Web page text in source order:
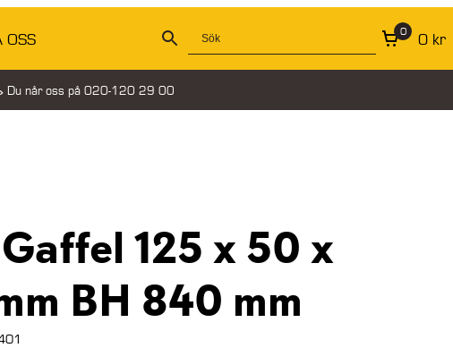
OSS 0 0 kr
Du når oss på 020-120 29 00
125 x 50 x
BH 840 mm